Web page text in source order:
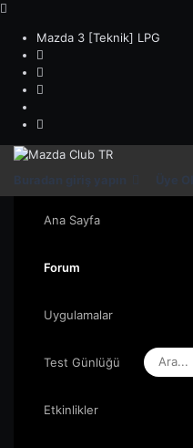
Mazda 3 [Teknik] LPG
Buradan giriş yapın Üye Ol
Ana Sayfa
Forum
Uygulamalar
Test Günlüğü
Etkinlikler